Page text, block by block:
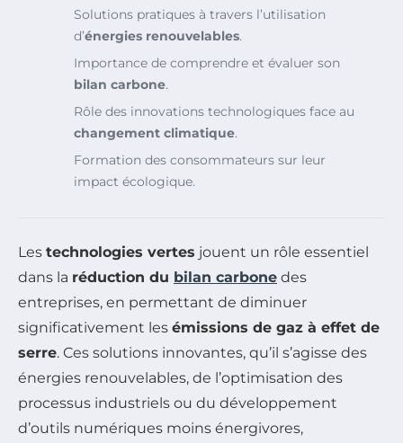
Solutions pratiques à travers l’utilisation
d’énergies renouvelables.
Importance de comprendre et évaluer son
bilan carbone.
Rôle des innovations technologiques face au
changement climatique.
Formation des consommateurs sur leur
impact écologique.
Les technologies vertes jouent un rôle essentiel
dans la réduction du bilan carbone des
entreprises, en permettant de diminuer
significativement les émissions de gaz à effet de
serre. Ces solutions innovantes, qu’il s’agisse des
énergies renouvelables, de l’optimisation des
processus industriels ou du développement
d’outils numériques moins énergivores,